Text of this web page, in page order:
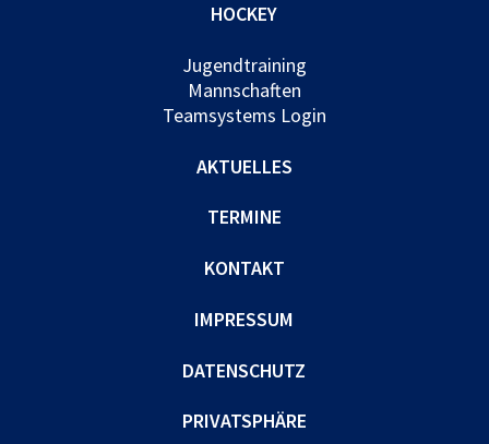
HOCKEY
Jugendtraining
Mannschaften
Teamsystems Login
AKTUELLES
TERMINE
KONTAKT
IMPRESSUM
DATENSCHUTZ
PRIVATSPHÄRE